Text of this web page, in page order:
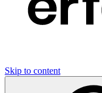
Skip to content